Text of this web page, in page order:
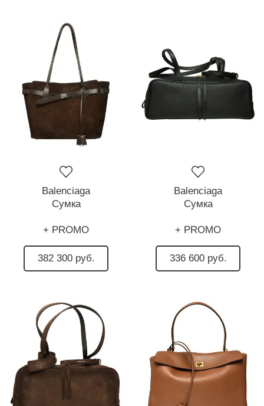
Balenciaga
Сумка
+ PROMO
382 300 руб.
Balenciaga
Сумка
+ PROMO
336 600 руб.